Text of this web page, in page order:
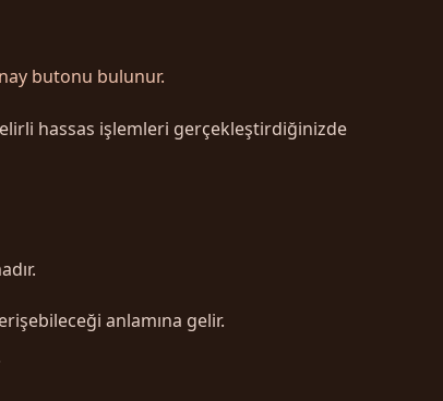
butonu bulunur.
hassas işlemleri gerçekleştirdiğinizde
anlamına gelir.